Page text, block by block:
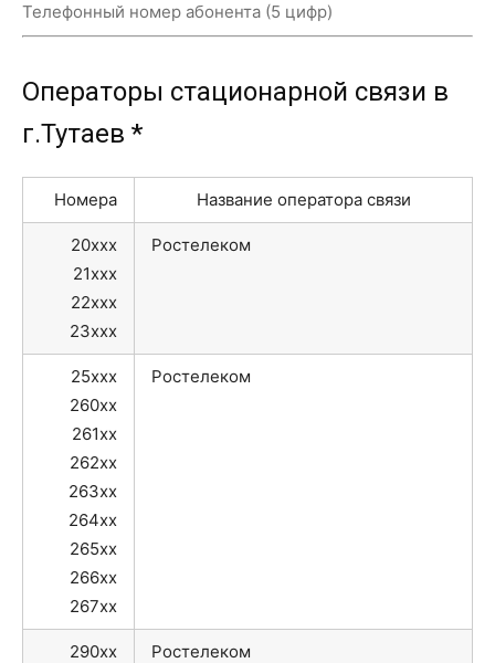
Телефонный номер абонента (5 цифр)
Операторы стационарной связи в
г.Тутаев *
Номера Название оператора связи
20xxx
21xxx
22xxx
23xxx
Ростелеком
25xxx
260xx
261xx
262xx
263xx
264xx
265xx
266xx
267xx
Ростелеком
290xx
Ростелеком